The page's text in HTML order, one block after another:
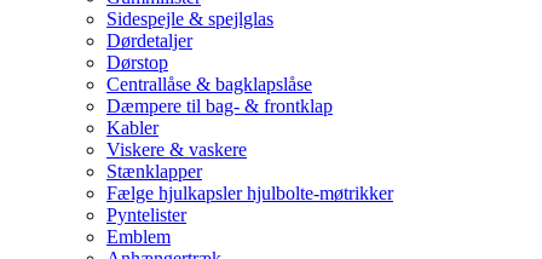
Sidespejle & spejlglas
Dørdetaljer
Dørstop
Centrallåse & bagklapslåse
Dæmpere til bag- & frontklap
Kabler
Viskere & vaskere
Stænklapper
Fælge hjulkapsler hjulbolte-møtrikker
Pyntelister
Emblem